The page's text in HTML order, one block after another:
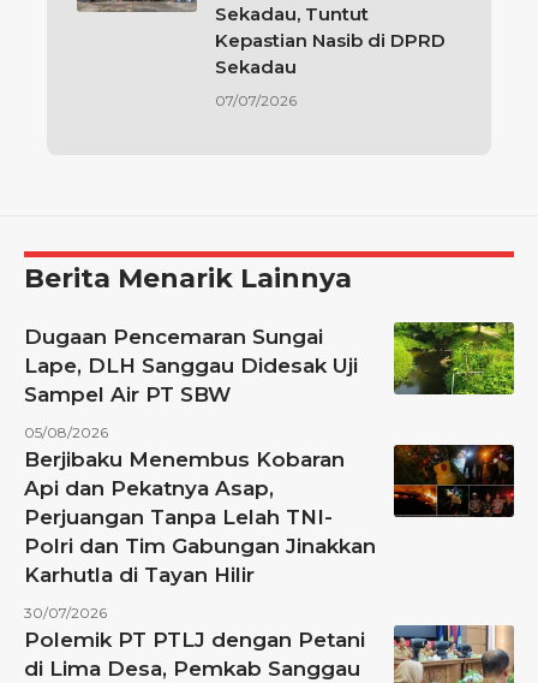
Sekadau, Tuntut
Kepastian Nasib di DPRD
Sekadau
07/07/2026
Berita Menarik Lainnya
Dugaan Pencemaran Sungai
Lape, DLH Sanggau Didesak Uji
Sampel Air PT SBW
05/08/2026
Berjibaku Menembus Kobaran
Api dan Pekatnya Asap,
Perjuangan Tanpa Lelah TNI-
Polri dan Tim Gabungan Jinakkan
Karhutla di Tayan Hilir
30/07/2026
Polemik PT PTLJ dengan Petani
di Lima Desa, Pemkab Sanggau